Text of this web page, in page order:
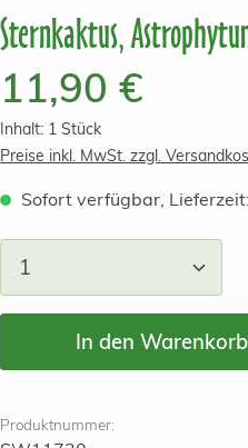
Sternkaktus,
Regulärer Preis:
11,90 €
Inhalt: 1 Stück
Preise inkl. MwSt. zzgl.
Sofort verfügbar,
Produkt Anzahl:
In den Warenkorb
Produktnummer: